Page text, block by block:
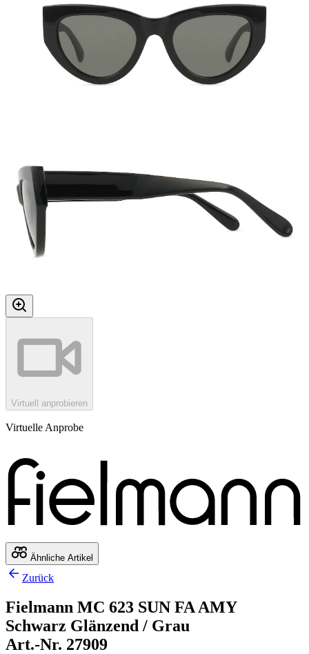
Virtuell anprobieren
Virtuelle Anprobe
Ähnliche Artikel
Zurück
Fielmann MC 623 SUN FA AMY
Schwarz Glänzend / Grau
Art.-Nr. 27909